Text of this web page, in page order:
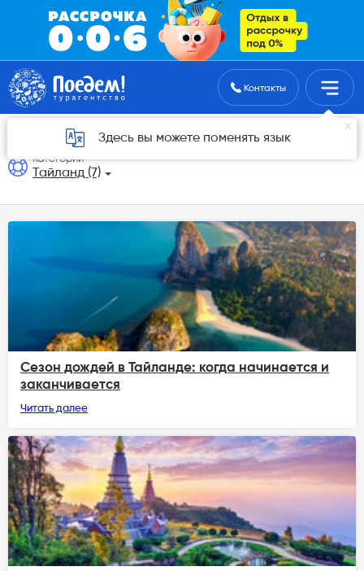
Поиск туровКонтакты
Здесь вы можете поменять язык
Тайланд,Статьи
Категории
Тайланд (7)
Сезон дождей в Тайланде: когда начинается и
заканчивается
Читать далее